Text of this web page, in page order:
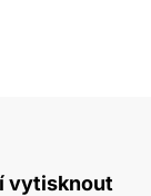
vytisknout